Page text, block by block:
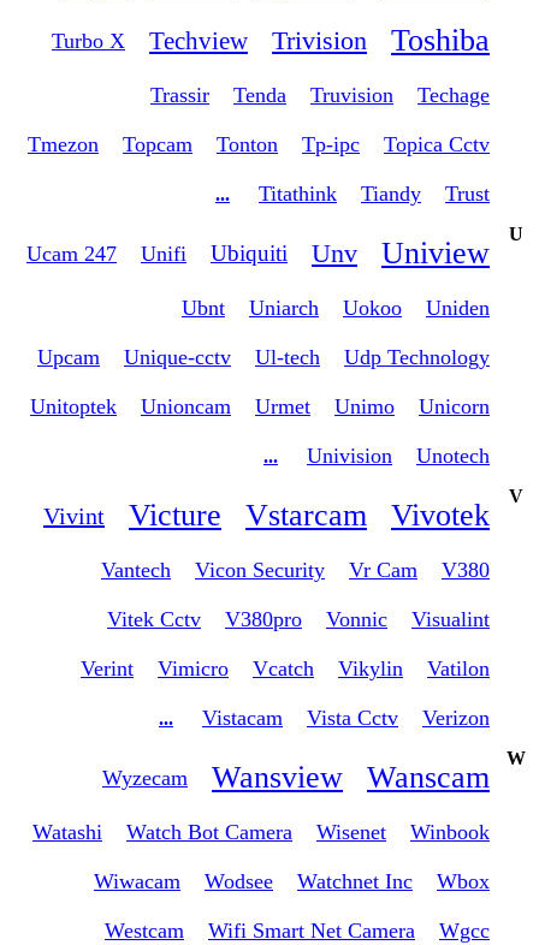
Toshiba
Trivision
Techview
Turbo X
Techage
Truvision
Tenda
Trassir
Topica Cctv
Tp-ipc
Tonton
Topcam
Tmezon
Trust
Tiandy
Titathink
...
U
Uniview
Unv
Ubiquiti
Unifi
Ucam 247
Uniden
Uokoo
Uniarch
Ubnt
Udp Technology
Ul-tech
Unique-cctv
Upcam
Unicorn
Unimo
Urmet
Unioncam
Unitoptek
Unotech
Univision
...
V
Vivotek
Vstarcam
Victure
Vivint
V380
Vr Cam
Vicon Security
Vantech
Visualint
Vonnic
V380pro
Vitek Cctv
Vatilon
Vikylin
Vcatch
Vimicro
Verint
Verizon
Vista Cctv
Vistacam
...
W
Wanscam
Wansview
Wyzecam
Winbook
Wisenet
Watch Bot Camera
Watashi
Wbox
Watchnet Inc
Wodsee
Wiwacam
Wgcc
Wifi Smart Net Camera
Westcam